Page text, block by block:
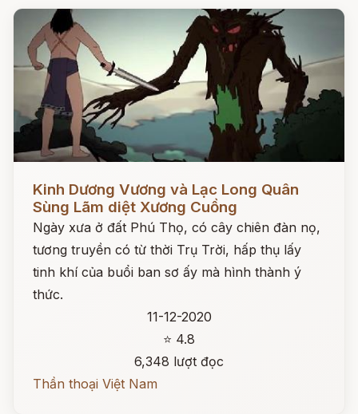
Kinh Dương Vương và Lạc Long Quân
Sùng Lãm diệt Xương Cuồng
Ngày xưa ở đất Phú Thọ, có cây chiên đàn nọ,
tương truyền có từ thời Trụ Trời, hấp thụ lấy
tinh khí của buổi ban sơ ấy mà hình thành ý
thức.
11-12-2020
⭐ 4.8
6,348 lượt đọc
Thần thoại Việt Nam